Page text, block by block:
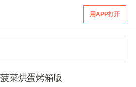
用APP打开
菠菜烘蛋烤箱版